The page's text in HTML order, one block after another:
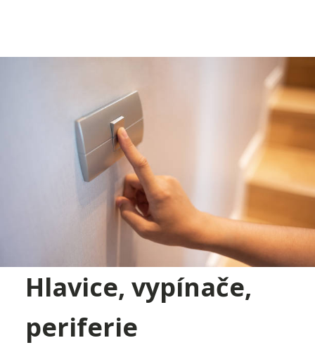
Hlavice, vypínače,
periferie